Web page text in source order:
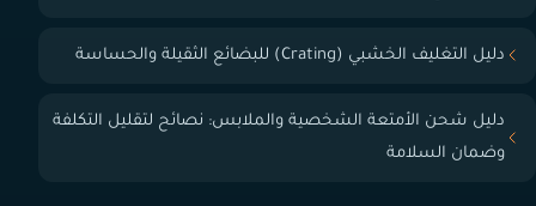
دليل التغليف الخشبي (Crating) للبضائع الثقيلة والحساسة
دليل شحن الأمتعة الشخصية والملابس: نصائح لتقليل التكلفة
وضمان السلامة